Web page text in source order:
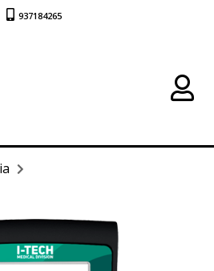
937184265